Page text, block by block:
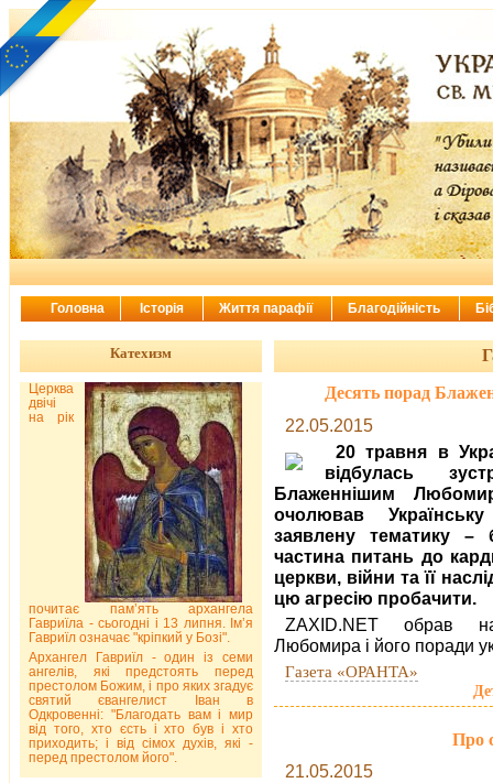
Десять порад
22.05.2015
20 травня в
відбулась
Блаженнішим
очолював
заявлену тематику –
частина питань до
церкви, війни та її
цю агресію пробачити.
ZAXID.NET обрав
Любомира і його поради
Газета «ОРАНТА»
Про
21.05.2015
Катехизм
Церква
двічі
на рік
почитає пам’ять архангела
Гавриїла - сьогодні і 13 липня. Ім’я
Гавриїл означає "кріпкий у Бозі".
Архангел Гавриїл - один із семи
ангелів, які предстоять перед
престолом Божим, і про яких згадує
святий євангелист Іван в
Одкровенні: "Благодать вам і мир
від того, хто єсть і хто був і хто
приходить; і від сімох духів, які -
перед престолом його".
Головна Історія Життя парафії Благодійність